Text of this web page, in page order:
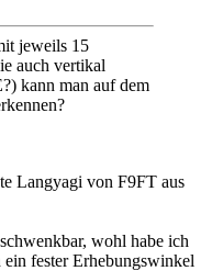
jeweils 15
auch vertikal
kann man auf dem
Langyagi von F9FT aus
wohl habe ich
ein fester Erhebungswinkel